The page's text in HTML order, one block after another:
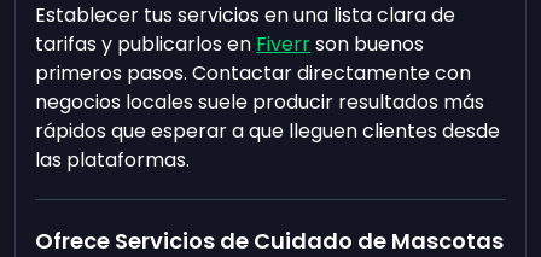
Establecer tus servicios en una lista clara de
tarifas y publicarlos en Fiverrson buenos
primeros pasos. Contactar directamente con
negocios locales suele producir resultados más
rápidos que esperar a que lleguen clientes desde
las plataformas.
Ofrece Servicios de Cuidado de Mascotas